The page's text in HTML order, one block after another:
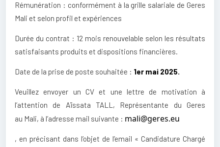
Rémunération : conformément à la grille salariale de Geres
Mali et selon profil et expériences
Durée du contrat : 12 mois renouvelable selon les résultats
satisfaisants produits et dispositions financières.
Date de la prise de poste souhaitée : 1er mai 2025.
Veuillez envoyer un CV et une lettre de motivation à
l’attention de Aïssata TALL, Représentante du Geres
au Mali, à l’adresse mail suivante : mali@geres.eu
, en précisant dans l’objet de l’email « Candidature Chargé